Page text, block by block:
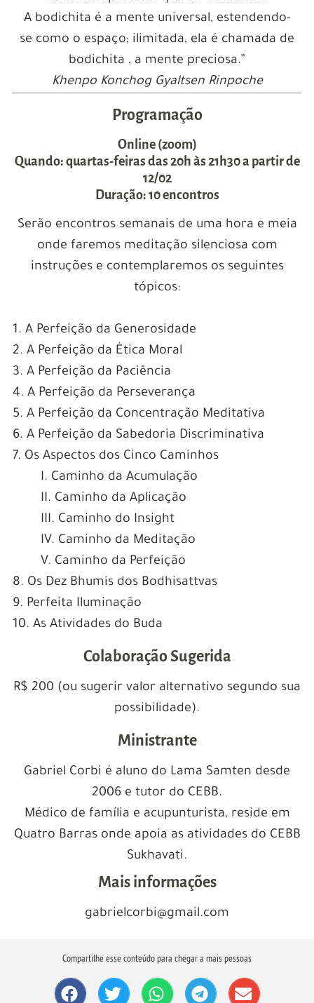
A bodichita é a mente universal, estendendo-
se como o espaço; ilimitada, ela é chamada de
bodichita , a mente preciosa.”
Khenpo Konchog Gyaltsen Rinpoche
Programação
Online (zoom)
Quando: quartas-feiras das 20h às 21h30 a partir de
12/02
Duração: 10 encontros
Serão encontros semanais de uma hora e meia
onde faremos meditação silenciosa com
instruções e contemplaremos os seguintes
tópicos:
1. A Perfeição da Generosidade
2. A Perfeição da Ética Moral
3. A Perfeição da Paciência
4. A Perfeição da Perseverança
5. A Perfeição da Concentração Meditativa
6. A Perfeição da Sabedoria Discriminativa
7. Os Aspectos dos Cinco Caminhos
I. Caminho da Acumulação
II. Caminho da Aplicação
III. Caminho do Insight
IV. Caminho da Meditação
V. Caminho da Perfeição
8. Os Dez Bhumis dos Bodhisattvas
9. Perfeita Iluminação
10. As Atividades do Buda
Colaboração Sugerida
R$ 200 (ou sugerir valor alternativo segundo sua
possibilidade).
Ministrante
Gabriel Corbi é aluno do Lama Samten desde
2006 e tutor do CEBB.
Médico de família e acupunturista, reside em
Quatro Barras onde apoia as atividades do CEBB
Sukhavati.
Mais informações
gabrielcorbi@gmail.com
Compartilhe esse conteúdo para chegar a mais pessoas